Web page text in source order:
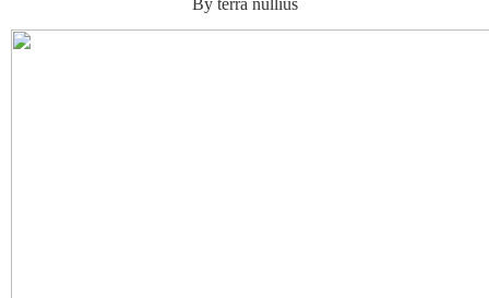
By terra nullius